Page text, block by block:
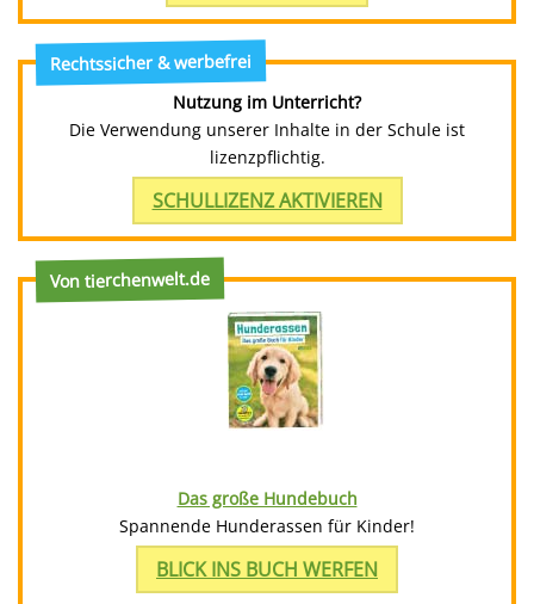
Rechtssicher & werbefrei
Nutzung im Unterricht?
Die Verwendung unserer Inhalte in der Schule ist
lizenzpflichtig.
SCHULLIZENZ AKTIVIEREN
Von tierchenwelt.de
Das große Hundebuch
Spannende Hunderassen für Kinder!
BLICK INS BUCH WERFEN